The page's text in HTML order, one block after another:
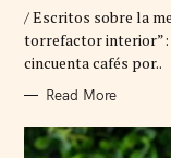
O
R
I
E
/ Escritos sobre la
torrefactor interior”:
cincuenta cafés por..
Read More